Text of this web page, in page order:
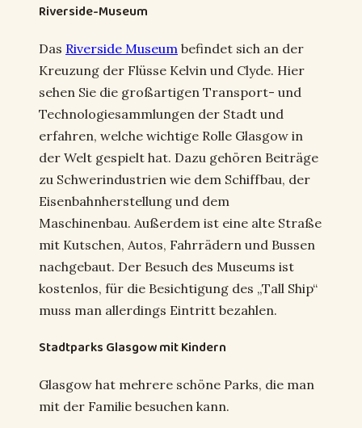
Riverside-Museum
Das Riverside Museum befindet sich an der
Kreuzung der Flüsse Kelvin und Clyde. Hier
sehen Sie die großartigen Transport- und
Technologiesammlungen der Stadt und
erfahren, welche wichtige Rolle Glasgow in
der Welt gespielt hat. Dazu gehören Beiträge
zu Schwerindustrien wie dem Schiffbau, der
Eisenbahnherstellung und dem
Maschinenbau. Außerdem ist eine alte Straße
mit Kutschen, Autos, Fahrrädern und Bussen
nachgebaut. Der Besuch des Museums ist
kostenlos, für die Besichtigung des „Tall Ship“
muss man allerdings Eintritt bezahlen.
Stadtparks Glasgow mit Kindern
Glasgow hat mehrere schöne Parks, die man
mit der Familie besuchen kann.